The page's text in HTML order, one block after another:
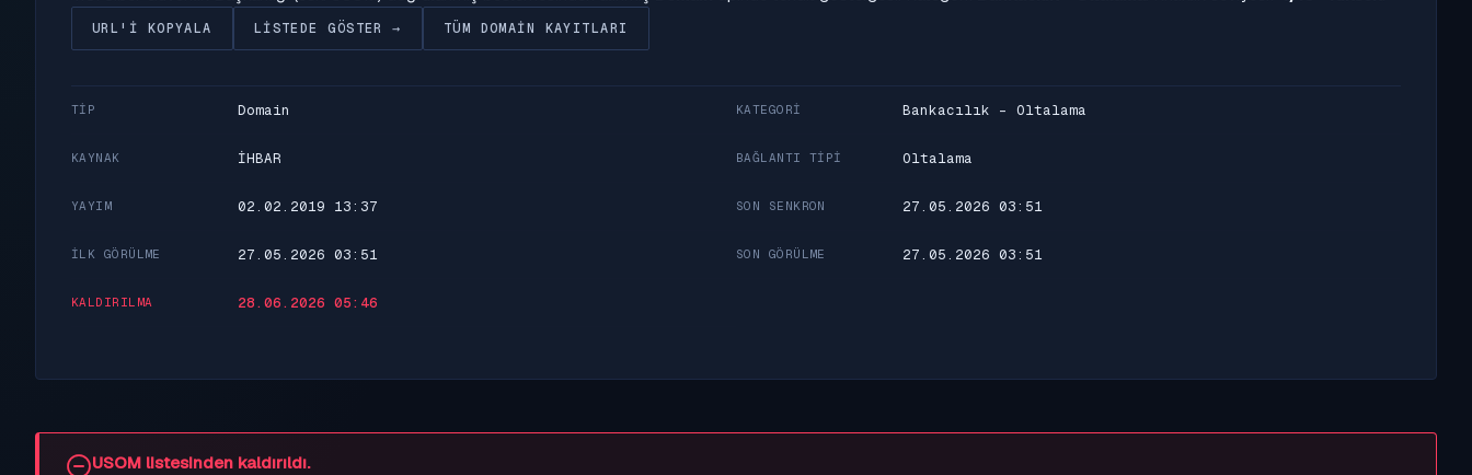
URL'I KOPYALA LISTEDE GÖSTER → TÜM DOMAIN KAYITLARI
TIP Domain KATEGORI Bankacılık - Oltalama
KAYNAK İHBAR BAĞLANTI TIPI Oltalama
YAYIM 02.02.2019 13:37 SON SENKRON 27.05.2026 03:51
İLK GÖRÜLME 27.05.2026 03:51 SON GÖRÜLME 27.05.2026 03:51
KALDIRILMA 28.06.2026 05:46
USOM listesinden kaldırıldı.